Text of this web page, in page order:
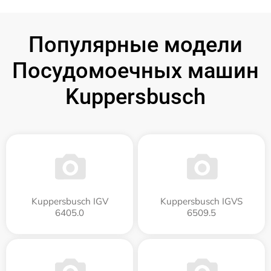
Популярные модели
Посудомоечных машин
Kuppersbusch
Kuppersbusch IGV
6405.0
Kuppersbusch IGVS
6509.5